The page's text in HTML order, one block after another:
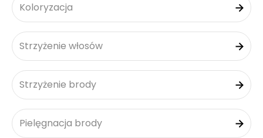
Koloryzacja
Strzyżenie włosów
Strzyżenie brody
Pielęgnacja brody